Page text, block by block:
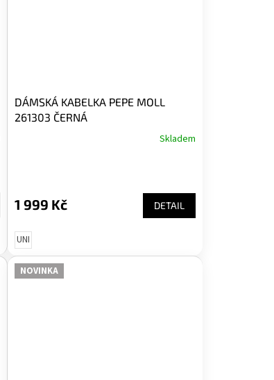
DÁMSKÁ KABELKA PEPE MOLL
261303 ČERNÁ
Skladem
1 999 Kč DETAIL
UNI
NOVINKA